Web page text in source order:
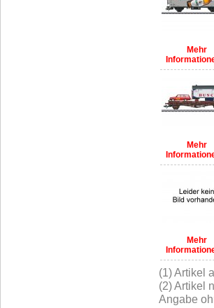
Mehr
Mehr
Mehr
(1) Artikel
(2) Artikel
Angabe